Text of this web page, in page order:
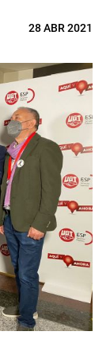
28 ABR 2021